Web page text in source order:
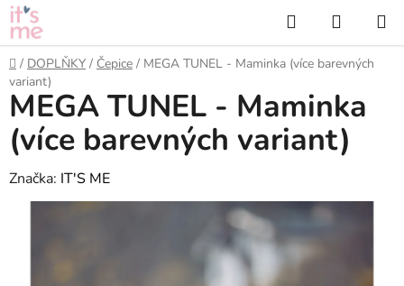
Přejít
na
obsah
Hledat
KOŠÍK
Domů
/ DOPLŇKY / Čepice / MEGA TUNEL - Maminka (více barevných
variant)
MEGA TUNEL - Maminka
(více barevných variant)
Značka: IT'S ME